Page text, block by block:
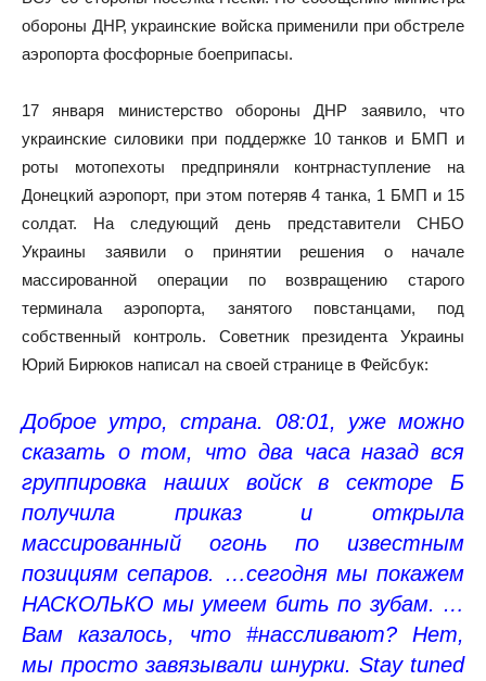
обороны ДНР, украинские войска применили при обстреле
аэропорта фосфорные боеприпасы.
17 января министерство обороны ДНР заявило, что
украинские силовики при поддержке 10 танков и БМП и
роты мотопехоты предприняли контрнаступление на
Донецкий аэропорт, при этом потеряв 4 танка, 1 БМП и 15
солдат. На следующий день представители СНБО
Украины заявили о принятии решения о начале
массированной операции по возвращению старого
терминала аэропорта, занятого повстанцами, под
собственный контроль. Советник президента Украины
Юрий Бирюков написал на своей странице в Фейсбук:
Доброе утро, страна. 08:01, уже можно
сказать о том, что два часа назад вся
группировка наших войск в секторе Б
получила приказ и открыла
массированный огонь по известным
позициям сепаров. …сегодня мы покажем
НАСКОЛЬКО мы умеем бить по зубам. …
Вам казалось, что #нассливают? Нет,
мы просто завязывали шнурки. Stay tuned